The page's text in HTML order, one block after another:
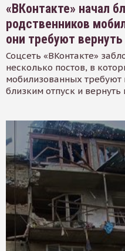
«ВКонтакте» начал
родственников
они требуют
Соцсеть «ВКонтакте»
несколько постов, в
мобилизованных требуют
близким отпуск и